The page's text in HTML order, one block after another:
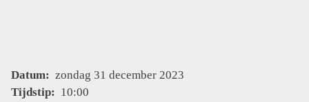
Datum: zondag 31 december 2023
Tijdstip: 10:00